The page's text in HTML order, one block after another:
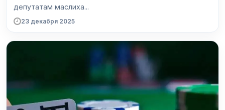
депутатам маслиха...
23 декабря 2025